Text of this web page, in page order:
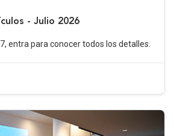
- Julio 2026
entra para conocer todos los detalles.